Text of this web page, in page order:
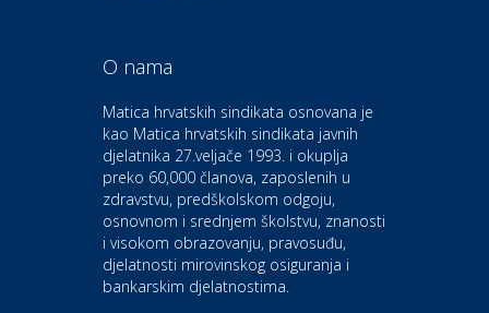
Odmor
Bistrica
Auto-moto i tehnika
CIAK Auto d.o.o.
Kultura i edukacija
Kazalište Gavella
O nama
Matica hrvatskih sindikata osnovana je
kao Matica hrvatskih sindikata javnih
djelatnika 27.veljače 1993. i okuplja
preko 60,000 članova, zaposlenih u
zdravstvu, predškolskom odgoju,
osnovnom i srednjem školstvu, znanosti
i visokom obrazovanju, pravosuđu,
djelatnosti mirovinskog osiguranja i
bankarskim djelatnostima.